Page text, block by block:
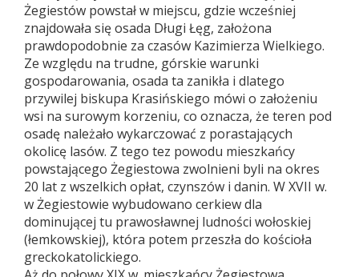
Żegiestów powstał w miejscu, gdzie wcześniej
znajdowała się osada Długi Łęg, założona
prawdopodobnie za czasów Kazimierza Wielkiego.
Ze względu na trudne, górskie warunki
gospodarowania, osada ta zanikła i dlatego
przywilej biskupa Krasińskiego mówi o założeniu
wsi na surowym korzeniu, co oznacza, że teren pod
osadę należało wykarczować z porastających
okolicę lasów. Z tego tez powodu mieszkańcy
powstającego Żegiestowa zwolnieni byli na okres
20 lat z wszelkich opłat, czynszów i danin. W XVII w.
w Żegiestowie wybudowano cerkiew dla
dominującej tu prawosławnej ludności wołoskiej
(łemkowskiej), która potem przeszła do kościoła
greckokatolickiego.